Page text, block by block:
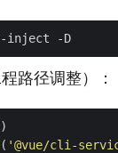
路径调整）：
( '@vue/cli-